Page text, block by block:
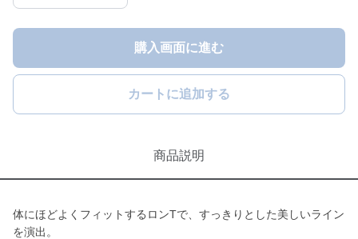
購入画面に進む
カートに追加する
商品説明
体にほどよくフィットするロンTで、すっきりとした美しいライン
を演出。